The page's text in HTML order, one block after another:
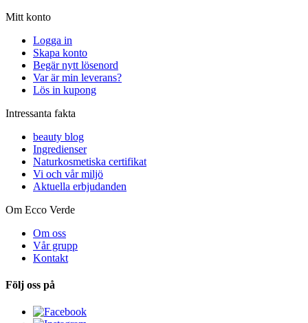
Mitt konto
Logga in
Skapa konto
Begär nytt lösenord
Var är min leverans?
Lös in kupong
Intressanta fakta
beauty blog
Ingredienser
Naturkosmetiska certifikat
Vi och vår miljö
Aktuella erbjudanden
Om Ecco Verde
Om oss
Vår grupp
Kontakt
Följ oss på